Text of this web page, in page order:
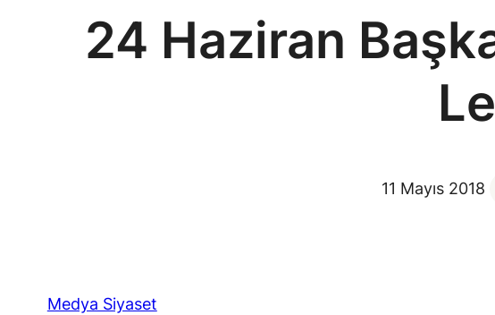
24 Haziran
11 Mayıs 2018
Medya Siyaset